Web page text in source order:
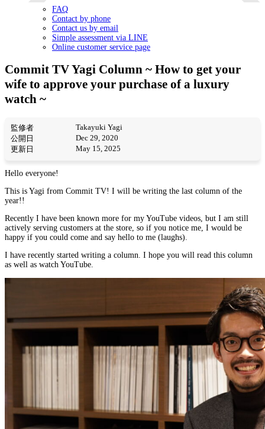
FAQ
Contact by phone
Contact us by email
Simple assessment via LINE
Online customer service page
Commit TV Yagi Column ~ How to get your
wife to approve your purchase of a luxury
watch ~
監修者
Takayuki Yagi
公開日
Dec 29, 2020
更新日
May 15, 2025
Hello everyone!
This is Yagi from Commit TV! I will be writing the last column of the
year!!
Recently I have been known more for my YouTube videos, but I am still
actively serving customers at the store, so if you notice me, I would be
happy if you could come and say hello to me (laughs).
I have recently started writing a column. I hope you will read this column
as well as watch YouTube.